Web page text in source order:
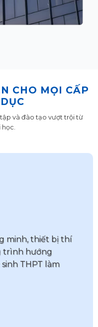
CHO MỌI CẤP
và đào tạo vượt trội từ
minh, thiết bị thí
trình hướng
THPT làm